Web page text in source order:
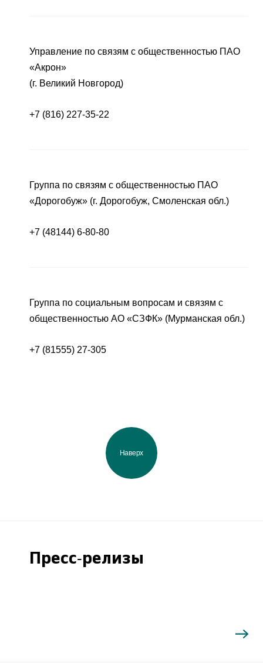
Управление по связям с общественностью ПАО
«Акрон»
(г. Великий Новгород)
+7 (816) 227-35-22
Группа по связям с общественностью ПАО
«Дорогобуж» (г. Дорогобуж, Смоленская обл.)
+7 (48144) 6-80-80
Группа по социальным вопросам и связям с
общественностью АО «СЗФК» (Мурманская обл.)
+7 (81555) 27-305
Наверх
Пресс-релизы